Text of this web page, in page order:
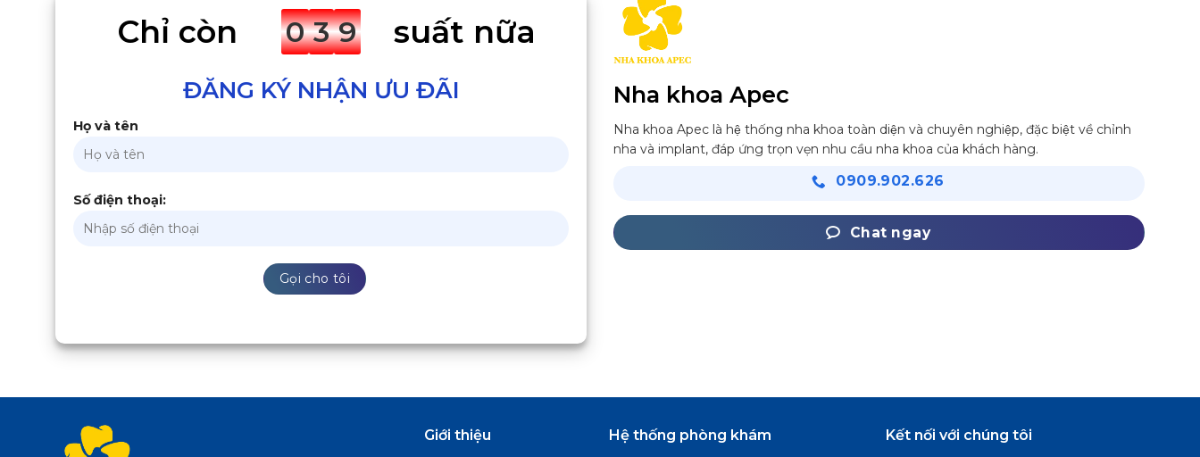
Chỉ còn 0 3 9 suất nữa
ĐĂNG KÝ NHẬN ƯU ĐÃI
Họ và tên
Số điện thoại:
Nha khoa Apec
Nha khoa Apec là hệ thống nha khoa toàn diện và chuyên nghiệp, đặc biệt về chỉnh
nha và implant, đáp ứng trọn vẹn nhu cầu nha khoa của khách hàng.
0909.902.626
Chat ngay
Giới thiệu Hệ thống phòng khám Kết nối với chúng tôi